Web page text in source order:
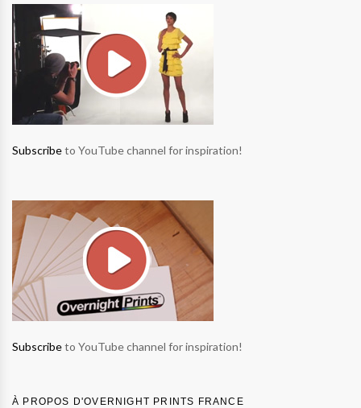
Subscribeto YouTube channel for inspiration!
Subscribeto YouTube channel for inspiration!
À PROPOS D'OVERNIGHT PRINTS FRANCE